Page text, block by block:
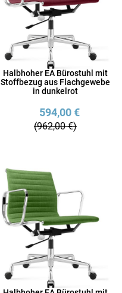
Halbhoher EA Bürostuhl mit
Stoffbezug aus Flachgewebe
in dunkelrot
594,00 €
(962,00 €)